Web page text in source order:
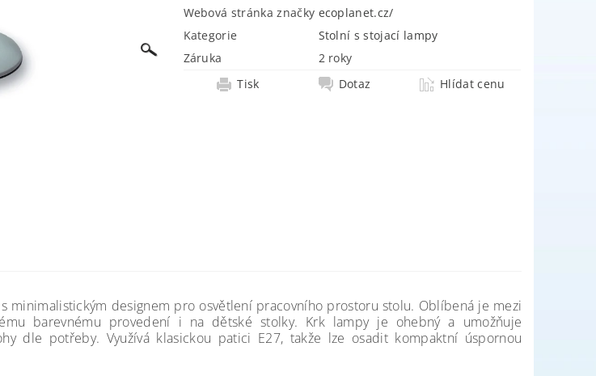
Webová stránka značky ecoplanet.cz/
Kategorie
Stolní s stojací lampy
Záruka
2 roky
Tisk
Dotaz Hlídat cenu
minimalistickým designem pro osvětlení pracovního prostoru stolu. Oblíbená je mezi
barevnému provedení i na dětské stolky. Krk lampy je ohebný a umožňuje
dle potřeby. Využívá klasickou patici E27, takže lze osadit kompaktní úspornou